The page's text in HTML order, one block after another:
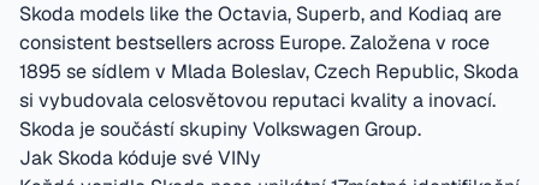
Skoda models like the Octavia, Superb, and Kodiaq are
consistent bestsellers across Europe.Založena v roce
1895 se sídlem v Mlada Boleslav, Czech Republic, Skoda
si vybudovala celosvětovou reputaci kvality a inovací.
Skoda je součástí skupiny Volkswagen Group.
Jak Skoda kóduje své VINy